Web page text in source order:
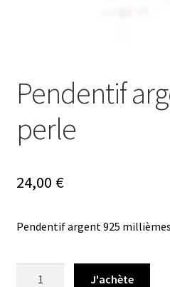
Pendentif
perle
24,00 €
Pendentif argent 925 millièmes
J'achète